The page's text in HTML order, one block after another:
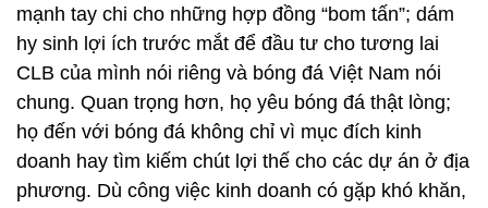
mạnh tay chi cho những hợp đồng “bom tấn”; dám
hy sinh lợi ích trước mắt để đầu tư cho tương lai
CLB của mình nói riêng và bóng đá Việt Nam nói
chung. Quan trọng hơn, họ yêu bóng đá thật lòng;
họ đến với bóng đá không chỉ vì mục đích kinh
doanh hay tìm kiếm chút lợi thế cho các dự án ở địa
phương. Dù công việc kinh doanh có gặp khó khăn,